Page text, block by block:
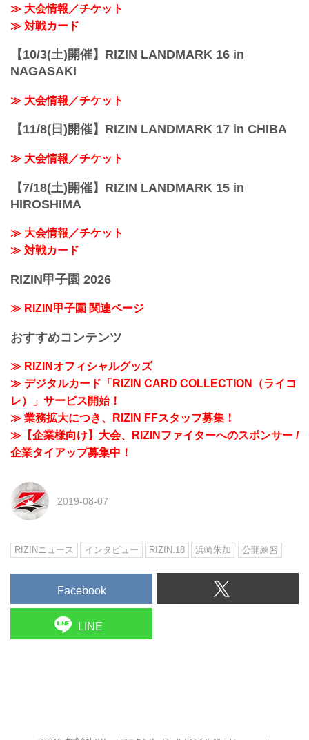
≫ 大会情報／チケット
≫ 対戦カード
【10/3(土)開催】RIZIN LANDMARK 16 in
NAGASAKI
≫ 大会情報／チケット
【11/8(日)開催】RIZIN LANDMARK 17 in CHIBA
≫ 大会情報／チケット
【7/18(土)開催】RIZIN LANDMARK 15 in
HIROSHIMA
≫ 大会情報／チケット
≫ 対戦カード
RIZIN甲子園 2026
≫ RIZIN甲子園 関連ページ
おすすめコンテンツ
≫ RIZINオフィシャルグッズ
≫ デジタルカード「RIZIN CARD COLLECTION（ライコ
レ）」サービス開始！
≫ 業務拡大につき、RIZIN FFスタッフ募集！
≫【企業様向け】大会、RIZINファイターへのスポンサー /
企業タイアップ募集中！
2019-08-07
RIZINニュース インタビュー RIZIN.18 浜崎朱加 公開練習
Facebook
LINE